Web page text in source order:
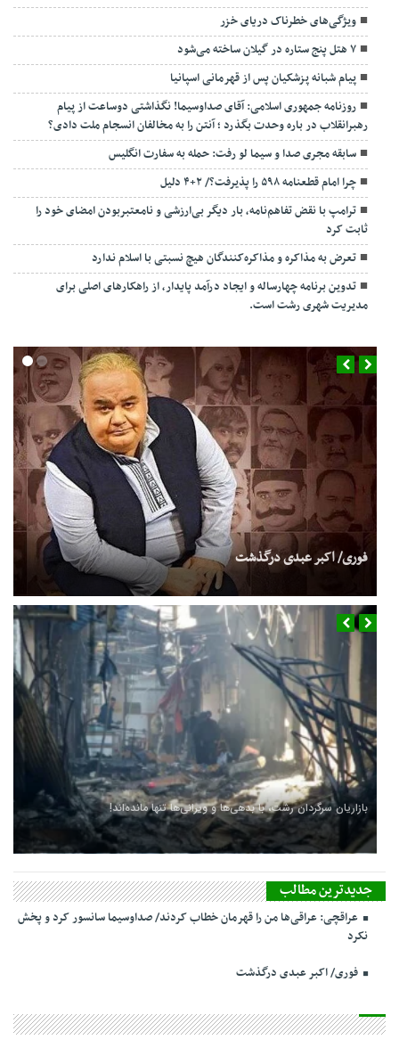
ویژگی‌های خطرناک دریای خزر
۷ هتل پنج ستاره در گیلان ساخته می‌شود
پیام شبانه پزشکیان پس از قهرمانی اسپانیا
روزنامه جمهوری اسلامی: آقای صداوسیما! نگذاشتی دوساعت از پیام
رهبرانقلاب در باره وحدت بگذرد ؛ آنتن را به مخالفان انسجام ملت دادی؟
سابقه مجری صدا و سیما لو رفت: حمله به سفارت انگلیس
چرا امام قطعنامه ۵۹۸ را پذیرفت؟/ ۲+۴ دلیل
ترامپ با نقض تفاهم‌نامه، بار دیگر بی‌ارزشی و نامعتبربودن امضای خود را
ثابت کرد
تعرض به مذاکره و مذاکره‌کنندگان هیچ نسبتی با اسلام ندارد
تدوین برنامه چهارساله و ایجاد درآمد پایدار، از راهکارهای اصلی برای
مدیریت شهری رشت است.
فوری/ اکبر عبدی درگذشت
بازاریان سرگردان رشت، با بدهی‌ها و ویرانی‌ها تنها مانده‌اند!
جدیدترین مطالب
عراقچی: عراقی‌ها من را قهرمان خطاب کردند/ صداوسیما سانسور کرد و پخش
نکرد
فوری/ اکبر عبدی درگذشت